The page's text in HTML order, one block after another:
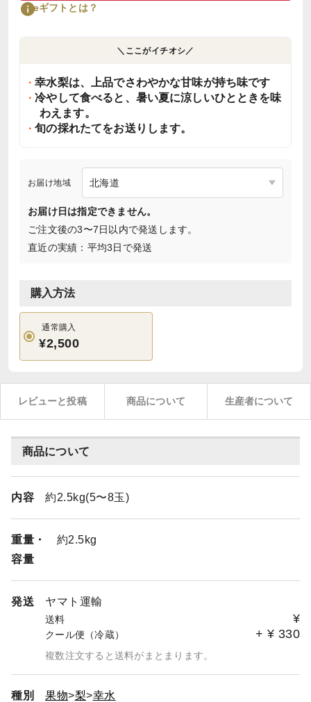
eギフトとは？
＼ここがイチオシ／
幸水梨は、上品でさわやかな甘味が持ち味です
冷やして食べると、暑い夏に涼しいひとときを味
わえます。
旬の採れたてをお送りします。
お届け地域
お届け日は指定できません。
ご注文後の3〜7日以内で発送します。
直近の実績：平均3日で発送
購入方法
通常購入
¥2,500
レビューと投稿 商品について 生産者について
商品について
内容 約2.5kg(5〜8玉)
重量・
容量
約2.5kg
発送 ヤマト運輸
送料 ¥
クール便（冷蔵） + ¥ 330
複数注文すると送料がまとまります。
種別 果物 梨 幸水